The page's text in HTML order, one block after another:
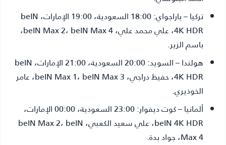
تركيا – باراجواي
: 18:00 السعودية، 19:00 الإمارات، beIN
4K HDR، علي محمد علي، beIN Max 2، beIN Max 4،
باسم الزير.
هولندا – السويد
: 20:00 السعودية، 21:00 الإمارات، beIN
4K HDR، حفيظ دراجي، beIN Max 1، beIN Max 3، عامر
الخوذيري.
ألمانيا – كوت ديفوار
: 23:00 السعودية، 00:00 الإمارات،
beIN 4K HDR، علي سعيد الكعبي، beIN Max 2، beIN
Max 4، جواد بدة.